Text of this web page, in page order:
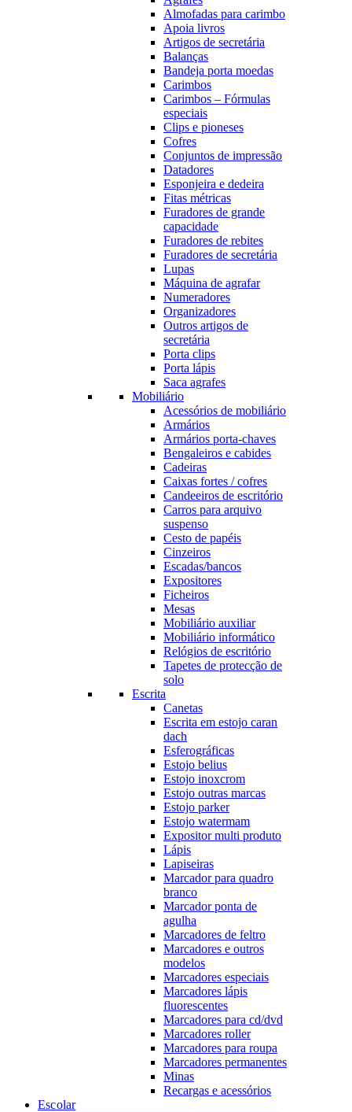
Almofadas para carimbo
Apoia livros
Artigos de secretária
Balanças
Bandeja porta moedas
Carimbos
Carimbos – Fórmulas
especiais
Clips e pioneses
Cofres
Conjuntos de impressão
Datadores
Esponjeira e dedeira
Fitas métricas
Furadores de grande
capacidade
Furadores de rebites
Furadores de secretária
Lupas
Máquina de agrafar
Numeradores
Organizadores
Outros artigos de
secretária
Porta clips
Porta lápis
Saca agrafes
Mobiliário
Acessórios de mobiliário
Armários
Armários porta-chaves
Bengaleiros e cabides
Cadeiras
Caixas fortes / cofres
Candeeiros de escritório
Carros para arquivo
suspenso
Cesto de papéis
Cinzeiros
Escadas/bancos
Expositores
Ficheiros
Mesas
Mobiliário auxiliar
Mobiliário informático
Relógios de escritório
Tapetes de protecção de
solo
Escrita
Canetas
Escrita em estojo caran
dach
Esferográficas
Estojo belius
Estojo inoxcrom
Estojo outras marcas
Estojo parker
Estojo watermam
Expositor multi produto
Lápis
Lapiseiras
Marcador para quadro
branco
Marcador ponta de
agulha
Marcadores de feltro
Marcadores e outros
modelos
Marcadores especiais
Marcadores lápis
fluorescentes
Marcadores para cd/dvd
Marcadores roller
Marcadores para roupa
Marcadores permanentes
Minas
Recargas e acessórios
Escolar